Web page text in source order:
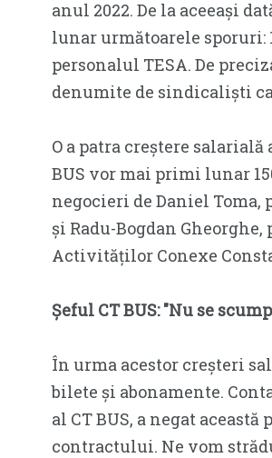
anul 2022. De la aceeași
lunar următoarele sporuri:
personalul TESA. De
denumite de sindicaliști ca
O a patra creștere
BUS vor mai primi lunar
negocieri de Daniel
și Radu-Bogdan
Activităților Conexe
Șeful CT BUS: ″Nu se
În urma acestor creșteri
bilete și abonamente.
al CT BUS, a negat
contractului. Ne vom